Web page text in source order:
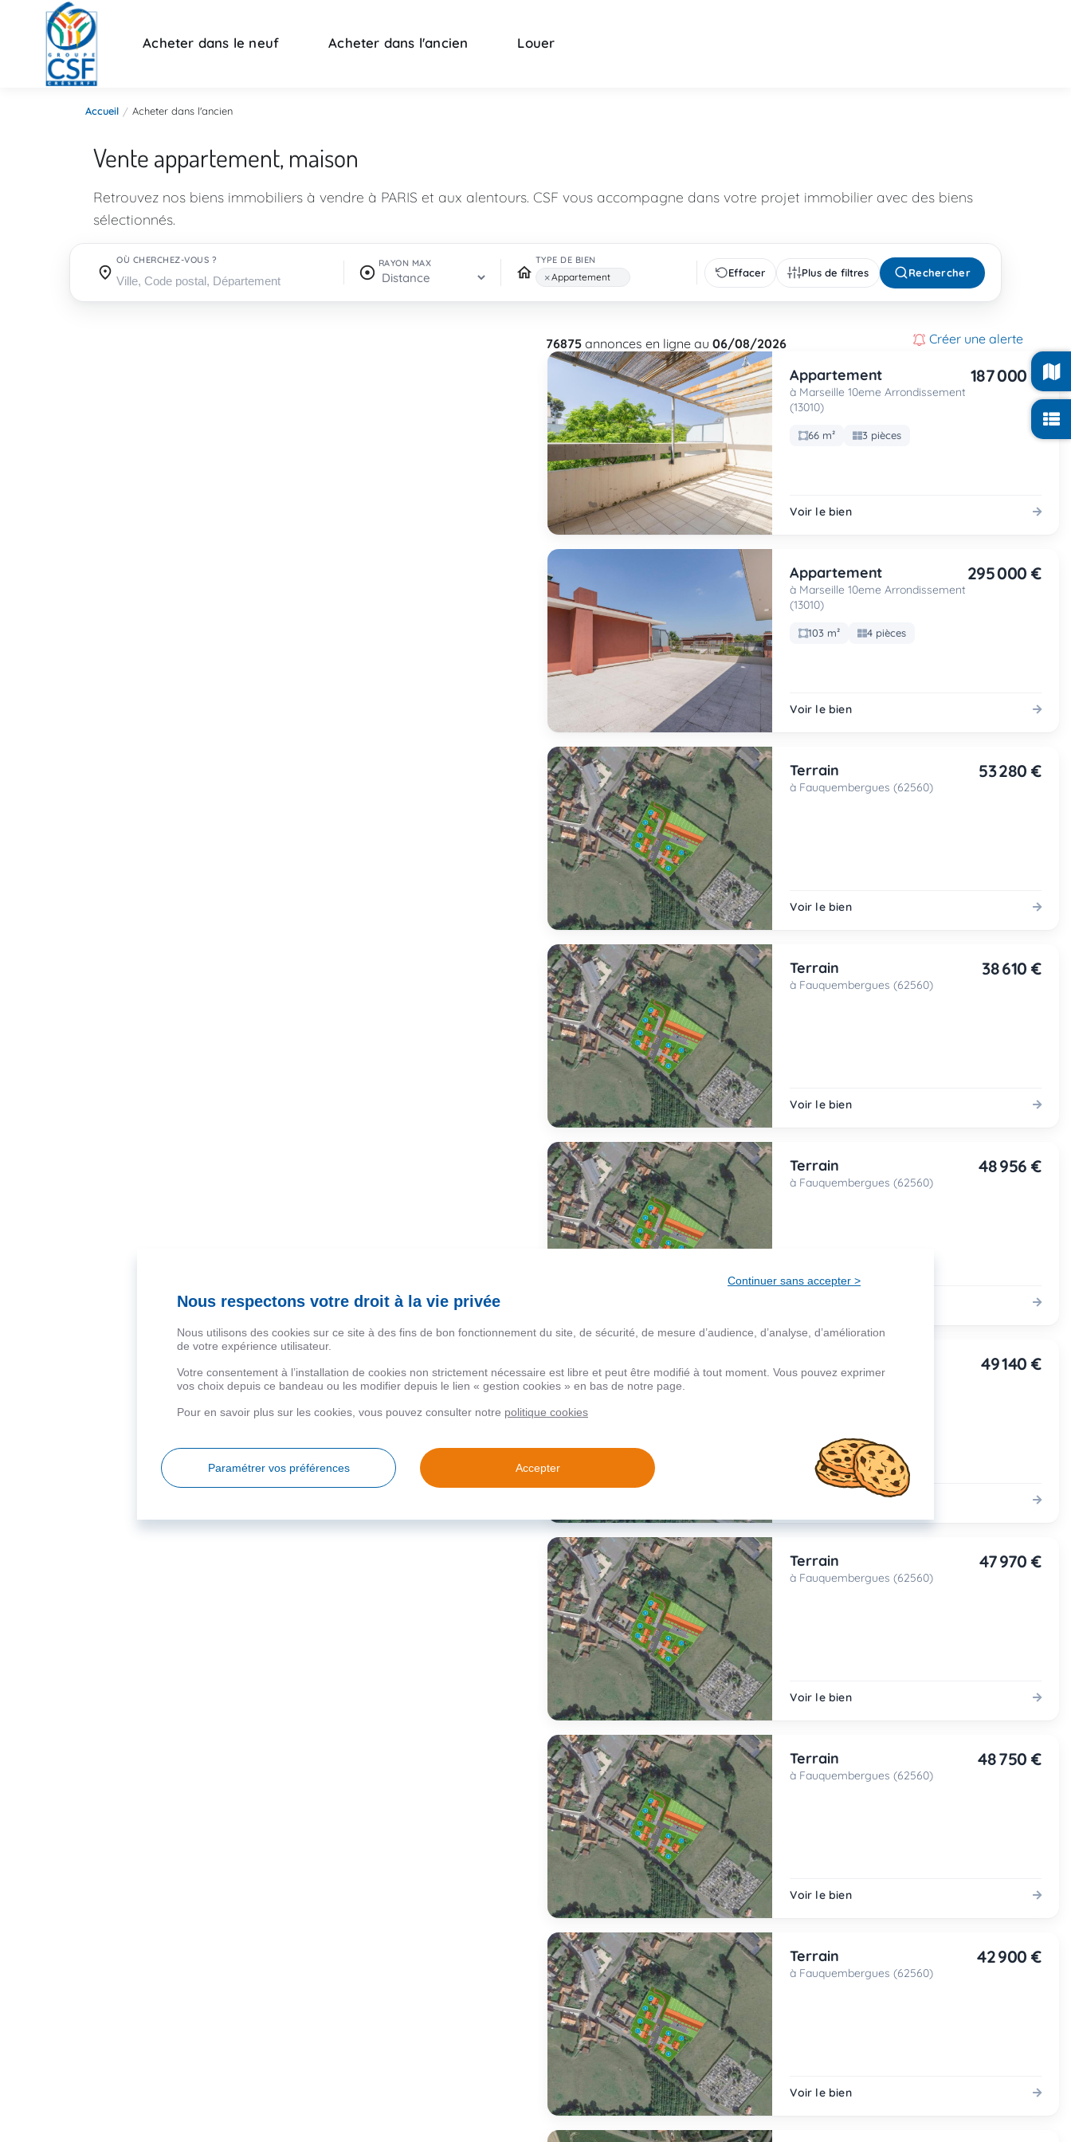
Acheter dans le neuf Acheter dans l'ancien Louer
Accueil Acheter dans l'ancien
Vente appartement, maison
Retrouvez nos biens immobiliers à vendre à PARIS et aux alentours. CSF vous accompagne dans votre projet immobilier avec des biens
sélectionnés.
OÙ CHERCHEZ-VOUS ?
Où cherchez-vous ?
RAYON MAX TYPE DE BIEN
×Appartement Effacer Plus de filtres Rechercher
76875 annonces en ligne au06/08/2026 Créer une alerte
Appartement
à Marseille 10eme Arrondissement
(13010)
187 000 €
66 m² 3 pièces
Voir le bien
Appartement
à Marseille 10eme Arrondissement
(13010)
295 000 €
103 m² 4 pièces
Voir le bien
Terrain
à Fauquembergues (62560)
53 280 €
Voir le bien
Terrain
à Fauquembergues (62560)
38 610 €
Voir le bien
Terrain
à Fauquembergues (62560)
48 956 €
à Fauquembergues (62560)
49 140 €
Terrain
à Fauquembergues (62560)
47 970 €
Voir le bien
Terrain
à Fauquembergues (62560)
48 750 €
Voir le bien
Terrain
à Fauquembergues (62560)
42 900 €
Voir le bien
Continuer sans accepter >
Nous respectons votre droit à la vie privée
Nous utilisons des cookies sur ce site à des fins de bon fonctionnement du site, de sécurité, de mesure d’audience, d’analyse, d’amélioration
de votre expérience utilisateur.
Votre consentement à l’installation de cookies non strictement nécessaire est libre et peut être modifié à tout moment. Vous pouvez exprimer
vos choix depuis ce bandeau ou les modifier depuis le lien « gestion cookies » en bas de notre page.
Pour en savoir plus sur les cookies, vous pouvez consulter notre politique cookies
Paramétrer vos préférences Accepter